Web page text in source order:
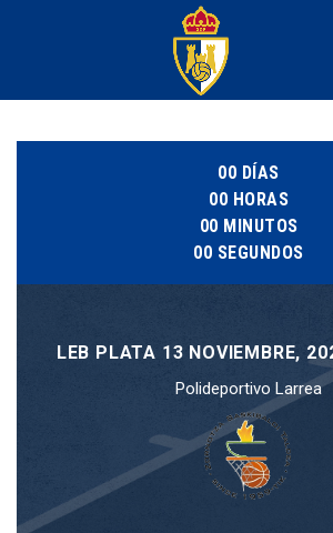
00 DÍAS
00 HORAS
00 MINUTOS
00 SEGUNDOS
LEB PLATA 13 NOVIEMBRE,
Polideportivo Larrea